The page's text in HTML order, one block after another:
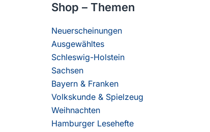
Shop – Themen
Neuerscheinungen
Ausgewähltes
Schleswig-Holstein
Sachsen
Bayern & Franken
Volkskunde & Spielzeug
Weihnachten
Hamburger Lesehefte